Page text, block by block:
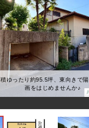
ゆったり約95.5坪、東向きで
画をはじめませんか♪